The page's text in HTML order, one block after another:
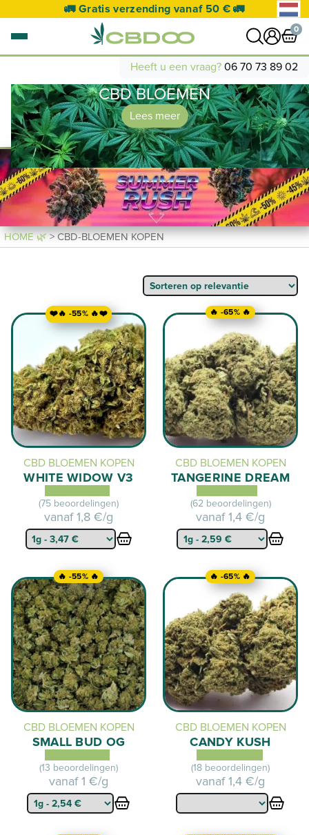
🚛 Gratis verzending vanaf 50 € 🚛
0
0 artikel NAAR WINKELWAGEN
Je mandje is leeg.
Heeft u een vraag? 06 70 73 89 02
CBD BLOEMEN
Lees meer
HOME 🌿> CBD-BLOEMEN KOPEN
❤️🔥 -55% 🔥❤️
CBD BLOEMEN KOPEN
WHITE WIDOW V3
(75 beoordelingen)
vanaf1,8 €/g
🔥 -65% 🔥
CBD BLOEMEN KOPEN
TANGERINE DREAM
(62 beoordelingen)
vanaf1,4 €/g
🔥 -55% 🔥
CBD BLOEMEN KOPEN
SMALL BUD OG
(13 beoordelingen)
vanaf1 €/g
🔥 -65% 🔥
CBD BLOEMEN KOPEN
CANDY KUSH
(18 beoordelingen)
vanaf1,4 €/g